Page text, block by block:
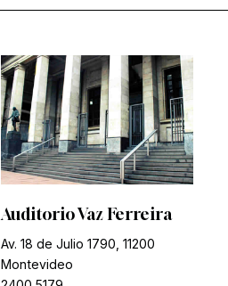
Auditorio Vaz Ferreira
Av. 18 de Julio 1790, 11200
Montevideo